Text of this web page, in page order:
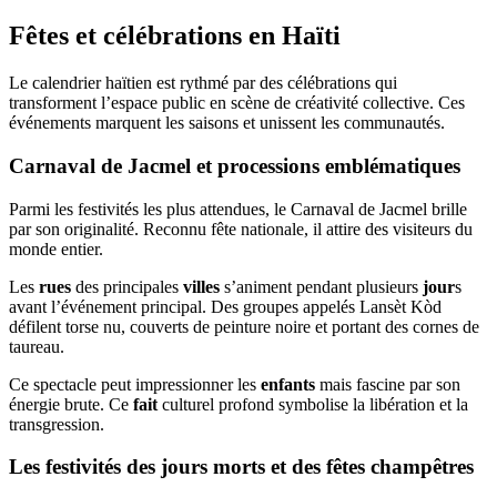
Fêtes et célébrations en Haïti
Le calendrier haïtien est rythmé par des célébrations qui
transforment l’espace public en scène de créativité collective. Ces
événements marquent les saisons et unissent les communautés.
Carnaval de Jacmel et processions emblématiques
Parmi les festivités les plus attendues, le Carnaval de Jacmel brille
par son originalité. Reconnu fête nationale, il attire des visiteurs du
monde entier.
Les rues des principales villes s’animent pendant plusieurs jours
avant l’événement principal. Des groupes appelés Lansèt Kòd
défilent torse nu, couverts de peinture noire et portant des cornes de
taureau.
Ce spectacle peut impressionner les enfants mais fascine par son
énergie brute. Ce fait culturel profond symbolise la libération et la
transgression.
Les festivités des jours morts et des fêtes champêtres